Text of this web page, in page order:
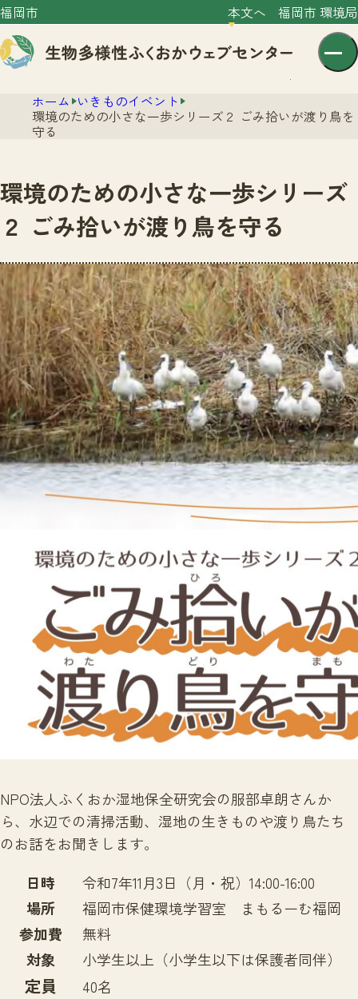
福岡市 本文へ 福岡市 環境局
文字サイズ 小 中 大
センター紹介
サイトポリシー
プライバシーポリシー
ニュース
ニュースTOP
市の取組み
いきものガイド
いきものガイドTOP
注目のいきもの
生物多様性のめぐみ
いきもの図鑑
おでかけコース
保全アクション
イベント
いきもの調査隊
調査レポート
調査レポートTOP
調査結果
ふくおかいきものマップ
マッチング
マッチングTOP
お問合せ
生物多様性ふくおかウェブセンターとは
サイトマップ
ホーム いきものイベント
環境のための小さな一歩シリーズ２ ごみ拾いが渡り鳥を
守る
環境のための小さな一歩シリーズ
２ ごみ拾いが渡り鳥を守る
NPO法人ふくおか湿地保全研究会の服部卓朗さんか
ら、水辺での清掃活動、湿地の生きものや渡り鳥たち
のお話をお聞きします。
日時
令和7年11月3日（月・祝）14:00-16:00
場所
福岡市保健環境学習室 まもるーむ福岡
参加費
無料
対象
小学生以上（小学生以下は保護者同伴）
定員
40名